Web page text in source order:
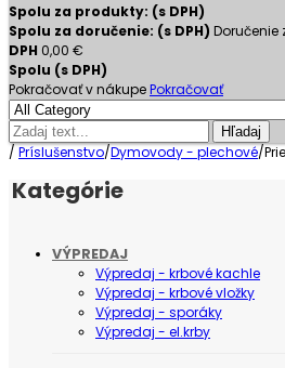
Spolu za produkty: (s DPH)
Spolu za doručenie: (s DPH) Doručenie
DPH 0,00 €
Spolu (s DPH)
Pokračovať v nákupePokračovať
Hľadaj
/ Príslušenstvo/Dymovody - plechové/
Kategórie
VÝPREDAJ
Výpredaj - krbové kachle
Výpredaj - krbové vložky
Výpredaj - sporáky
Výpredaj - el.krby